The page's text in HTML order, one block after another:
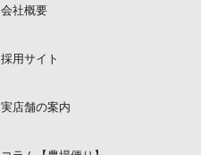
会社概要
採用サイト
実店舗の案内